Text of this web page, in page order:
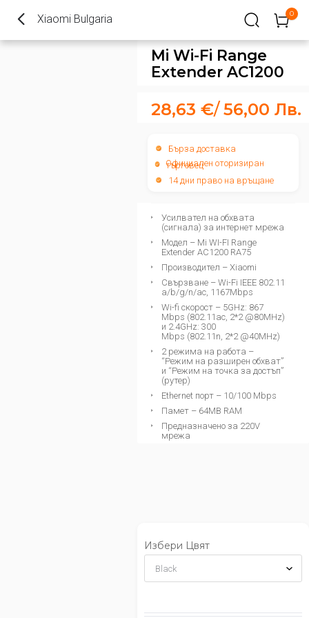
Xiaomi Bulgaria 0
Mi Wi-Fi Range
Extender AC1200
28,63 €/56,00 Лв.
Бърза доставка
Официален оторизиран
търговец
14 дни право на връщане
Усилвател на обхвата
(сигнала) за интернет мрежа
Модел – Mi WI-FI Range
Extender AC1200 RA75
Производител – Xiaomi
Свързване – Wi-Fi IEEE 802.11
a/b/g/n/ac, 1167Mbps
Wi-fi скорост – 5GHz: 867
Mbps (802.11ac, 2*2 @80MHz)
и 2.4GHz: 300
Mbps (802.11n, 2*2 @40MHz)
2 режима на работа –
“Режим на разширен обхват”
и “Режим на точка за достъп”
(рутер)
Ethernet порт – 10/100 Mbps
Памет – 64MB RAM
Предназначено за 220V
мрежа
Избери Цвят